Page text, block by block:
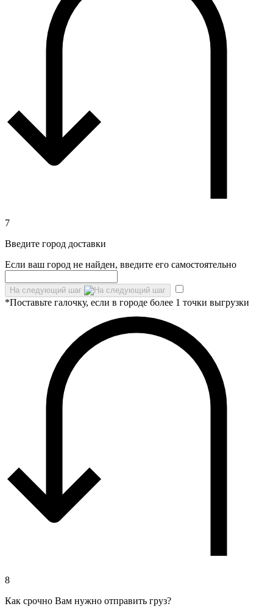
7
Введите город доставки
Если ваш город не найден, введите его самостоятельно
На следующий шаг
*Поставьте галочку, если в городе более 1 точки выгрузки
8
Как срочно Вам нужно отправить груз?